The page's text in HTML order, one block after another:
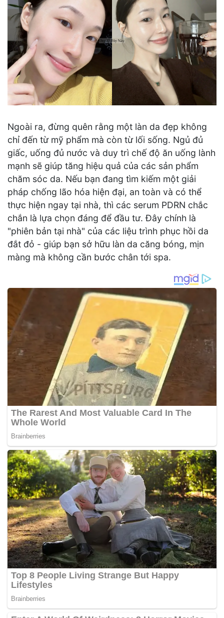
Ngoài ra, đừng quên rằng một làn da đẹp không
chỉ đến từ mỹ phẩm mà còn từ lối sống. Ngủ đủ
giấc, uống đủ nước và duy trì chế độ ăn uống lành
mạnh sẽ giúp tăng hiệu quả của các sản phẩm
chăm sóc da. Nếu bạn đang tìm kiếm một giải
pháp chống lão hóa hiện đại, an toàn và có thể
thực hiện ngay tại nhà, thì các serum PDRN chắc
chắn là lựa chọn đáng để đầu tư. Đây chính là
"phiên bản tại nhà" của các liệu trình phục hồi da
đắt đỏ - giúp bạn sở hữu làn da căng bóng, mịn
màng mà không cần bước chân tới spa.